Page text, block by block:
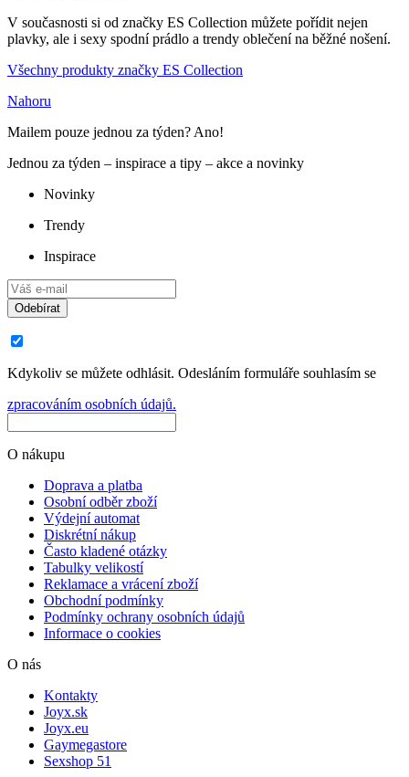
V současnosti si od značky ES Collection můžete pořídit nejen
plavky, ale i sexy spodní prádlo a trendy oblečení na běžné nošení.
Všechny produkty značky ES Collection
Nahoru
Mailem pouze jednou za týden? Ano!
Jednou za týden – inspirace a tipy – akce a novinky
Novinky
Trendy
Inspirace
Odebírat
Kdykoliv se můžete odhlásit. Odesláním formuláře souhlasím se
zpracováním osobních údajů.
O nákupu
Doprava a platba
Osobní odběr zboží
Výdejní automat
Diskrétní nákup
Často kladené otázky
Tabulky velikostí
Reklamace a vrácení zboží
Obchodní podmínky
Podmínky ochrany osobních údajů
Informace o cookies
O nás
Kontakty
Joyx.sk
Joyx.eu
Gaymegastore
Sexshop 51